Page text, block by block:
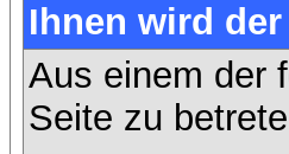
Ihnen wird
Aus einem der
Seite zu